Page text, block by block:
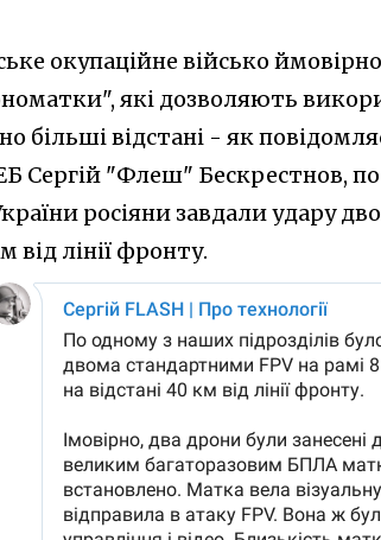
окупаційне військо
які дозволяють
більші відстані - як
Сергій "Флеш" Бескрестнов, по
росіяни завдали удару
від лінії фронту.